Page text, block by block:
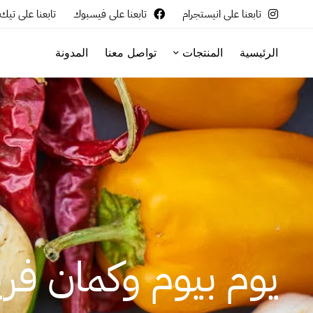
تابعنا على انيستجرام تابعنا على فيسبوك تابعنا على
الرئيسية المنتجات تواصل معنا المدونة
جاهز للطبخ